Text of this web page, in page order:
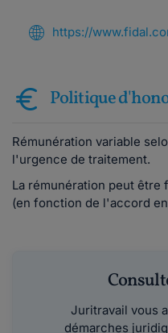
https://
Politique
Rémunération variable
l'urgence de traitement.
La rémunération peut être
(en fonction de l'accord
Juritravail vous
démarches